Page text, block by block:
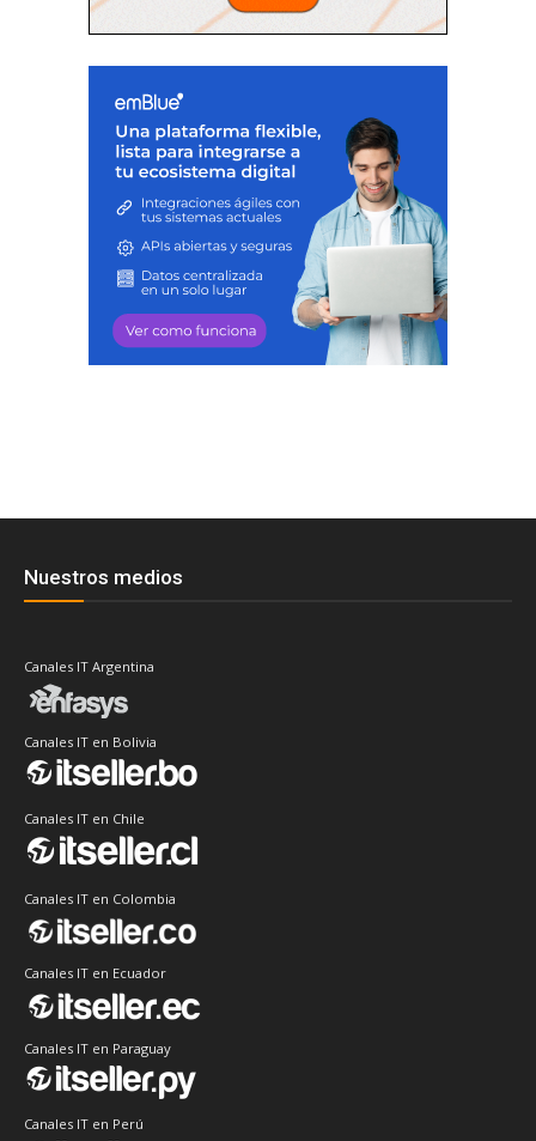
Nuestros medios
Canales IT Argentina
Canales IT en Bolivia
Canales IT en Chile
Canales IT en Colombia
Canales IT en Ecuador
Canales IT en Paraguay
Canales IT en Perú